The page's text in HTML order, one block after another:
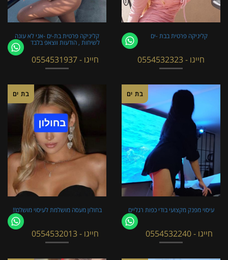
קליניקה פרטית בת-ים -אני לא עונה
לשיחות , הודעות ווצאפ בלבד
חייגו - 0554531937
קליניקה פרטית בבת -ים
חייגו - 0554532323
בת ים
בחולון מעסה מושלמת לעיסוי מושלם!!
חייגו - 0554532013
בת ים
עיסוי מפנק מקצועי בודי כפות רגליים
חייגו - 0554532240